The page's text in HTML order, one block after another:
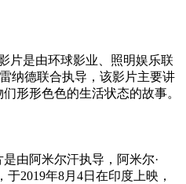
片是由环球影业、照明娱乐联
纳德联合执导，该影片主要讲
形形色色的生活状态的故事。
由阿米尔汗执导，阿米尔·
2019年8月4日在印度上映，